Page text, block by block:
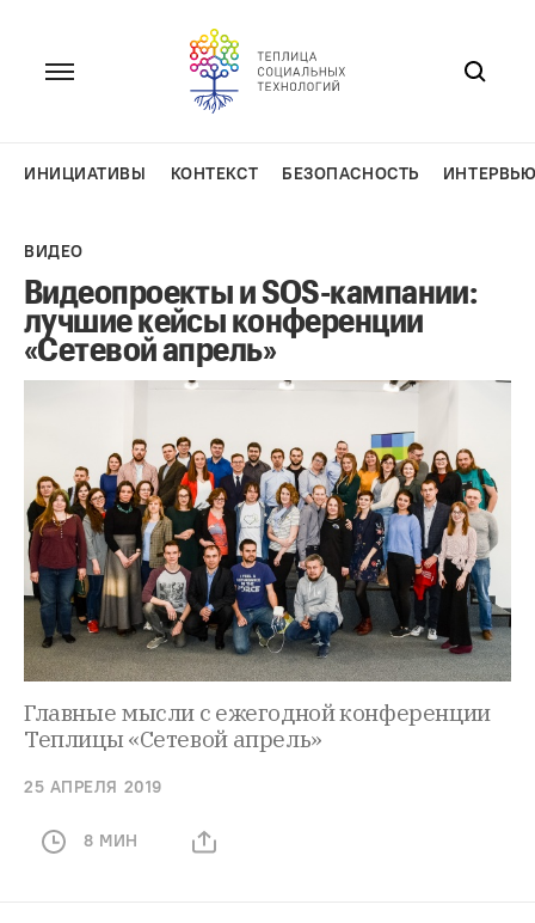
ИНИЦИАТИВЫ КОНТЕКСТ БЕЗОПАСНОСТЬ
ВИДЕО
Видеопроекты и SOS-кампании:
лучшие кейсы конференции
«Сетевой апрель»
Главные мысли с ежегодной конференции
Теплицы «Сетевой апрель»
25 АПРЕЛЯ 2019
8 МИН